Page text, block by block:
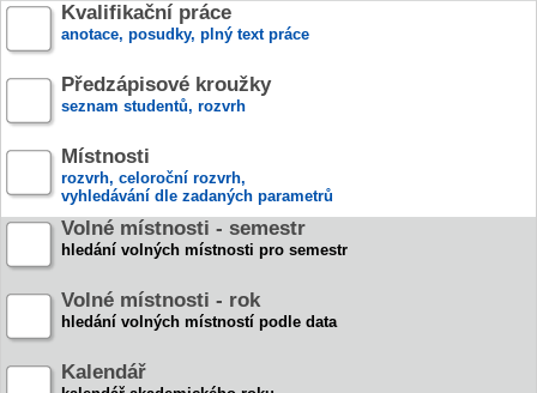
Kvalifikační práce
anotace, posudky, plný text práce
Předzápisové kroužky
seznam studentů, rozvrh
Místnosti
rozvrh, celoroční rozvrh,
vyhledávání dle zadaných parametrů
Volné místnosti - semestr
hledání volných místnosti pro semestr
Volné místnosti - rok
hledání volných místností podle data
Kalendář